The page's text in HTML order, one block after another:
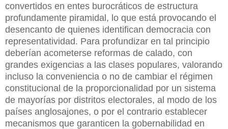
convertidos en entes burocráticos de estructura
profundamente piramidal, lo que está provocando el
desencanto de quienes identifican democracia con
representatividad. Para profundizar en tal principio
deberían acometerse reformas de calado, con
grandes exigencias a las clases populares, valorando
incluso la conveniencia o no de cambiar el régimen
constitucional de la proporcionalidad por un sistema
de mayorías por distritos electorales, al modo de los
países anglosajones, o por el contrario establecer
mecanismos que garanticen la gobernabilidad en